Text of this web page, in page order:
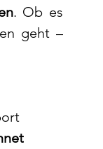
. Ob es
geht –